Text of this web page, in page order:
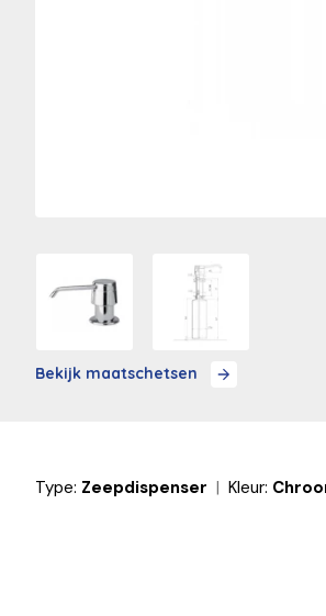
Bekijk maatschetsen
Type: Zeepdispenser Kleur: